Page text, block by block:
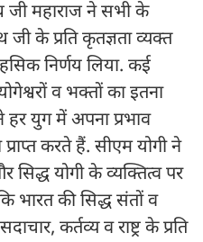
जी महाराज ने सभी के
के प्रति कृतज्ञता व्यक्त
निर्णय लिया. कई
व भक्तों का इतना
युग में अपना प्रभाव
करते हैं. सीएम योगी ने
योगी के व्यक्तित्व पर
भारत की सिद्ध संतों व
कर्तव्य व राष्ट्र के प्रति